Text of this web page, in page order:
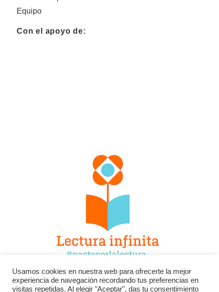
Equipo
Con el apoyo de:
Facebook Twitter Instagram
Usamos cookies en nuestra web para ofrecerte la mejor
experiencia de navegación recordando tus preferencias en
visitas repetidas. Al elegir "Aceptar", das tu consentimiento